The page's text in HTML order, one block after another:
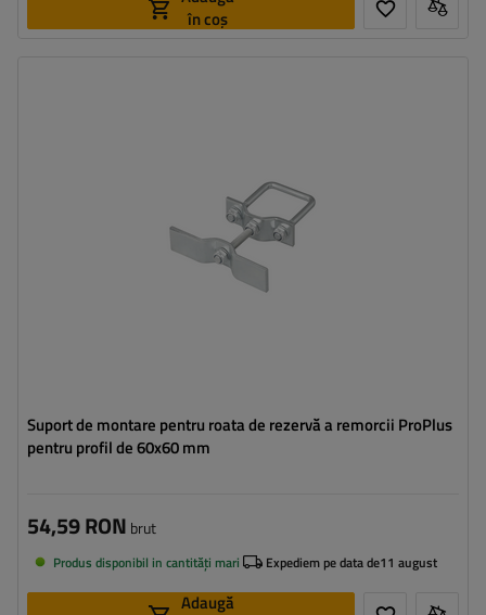
în coș
Suport de montare pentru roata de rezervă a remorcii ProPlus
pentru profil de 60x60 mm
54,59 RON brut
Produs disponibil in cantități mari Expediem pe data de11 august
Adaugă